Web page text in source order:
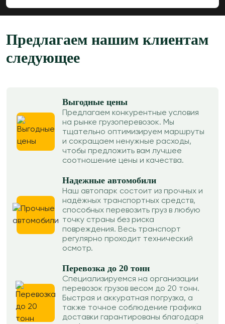
Предлагаем нашим клиентам
следующее
Выгодные цены
Предлагаем конкурентные условия
на рынке грузоперевозок. Мы
тщательно оптимизируем маршруты
и сокращаем ненужные расходы,
чтобы предложить вам лучшее
соотношение цены и качества.
Надежные автомобили
Наш автопарк состоит из прочных и
надёжных транспортных средств,
способных перевозить груз в любую
точку страны без риска
повреждения. Весь транспорт
регулярно проходит технический
осмотр.
Перевозка до 20 тонн
Специализируемся на организации
перевозок грузов весом до 20 тонн.
Быстрая и аккуратная погрузка, а
также точное соблюдение графика
доставки гарантированы благодаря